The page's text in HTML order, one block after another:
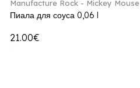
Manufacture Rock - Mickey Mouse
Пиала для соуса 0,06 l
21.00€